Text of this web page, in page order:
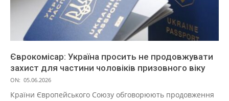
Єврокомісар: Україна просить не продовжувати
захист для частини чоловіків призовного віку
ON: 05.06.2026
Країни Європейського Союзу обговорюють продовження